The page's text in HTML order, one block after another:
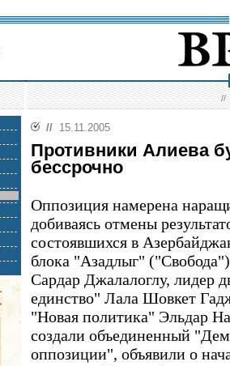
//
// 15.11.2005
Противники Алиева
бессрочно
Оппозиция намерена
добиваясь отмены
состоявшихся в
блока "Азадлыг"
Сардар Джалалоглу, лидер
единство" Лала Шовкет
"Новая политика" Эльдар
создали объединенный
оппозиции", объявили о